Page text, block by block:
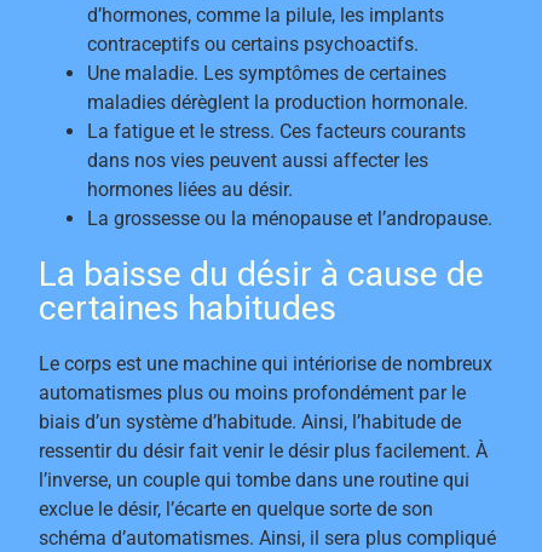
d’hormones, comme la pilule, les implants
contraceptifs ou certains psychoactifs.
Une maladie. Les symptômes de certaines
maladies dérèglent la production hormonale.
La fatigue et le stress. Ces facteurs courants
dans nos vies peuvent aussi affecter les
hormones liées au désir.
La grossesse ou la ménopause et l’andropause.
La baisse du désir à cause de
certaines habitudes
Le corps est une machine qui intériorise de nombreux
automatismes plus ou moins profondément par le
biais d’un système d’habitude. Ainsi, l’habitude de
ressentir du désir fait venir le désir plus facilement. À
l’inverse, un couple qui tombe dans une routine qui
exclue le désir, l’écarte en quelque sorte de son
schéma d’automatismes. Ainsi, il sera plus compliqué